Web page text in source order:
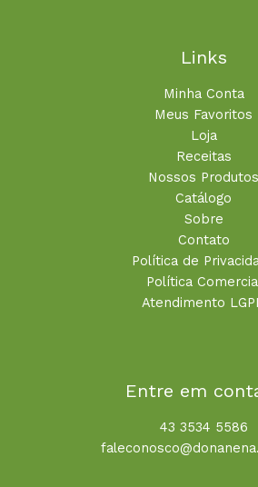
Links
Minha Conta
Meus Favoritos
Loja
Receitas
Nossos Produtos
Catálogo
Sobre
Contato
Política de
Política
Atendimento
Entre em
43 3534 5586